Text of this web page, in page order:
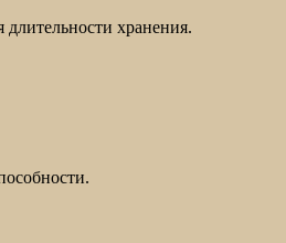
хранения.